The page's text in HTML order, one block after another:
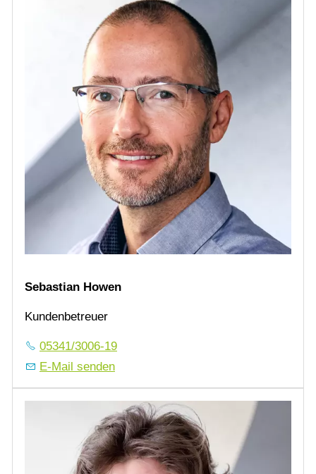
Sebastian Howen
Kundenbetreuer
05341/3006-19
E-Mail senden